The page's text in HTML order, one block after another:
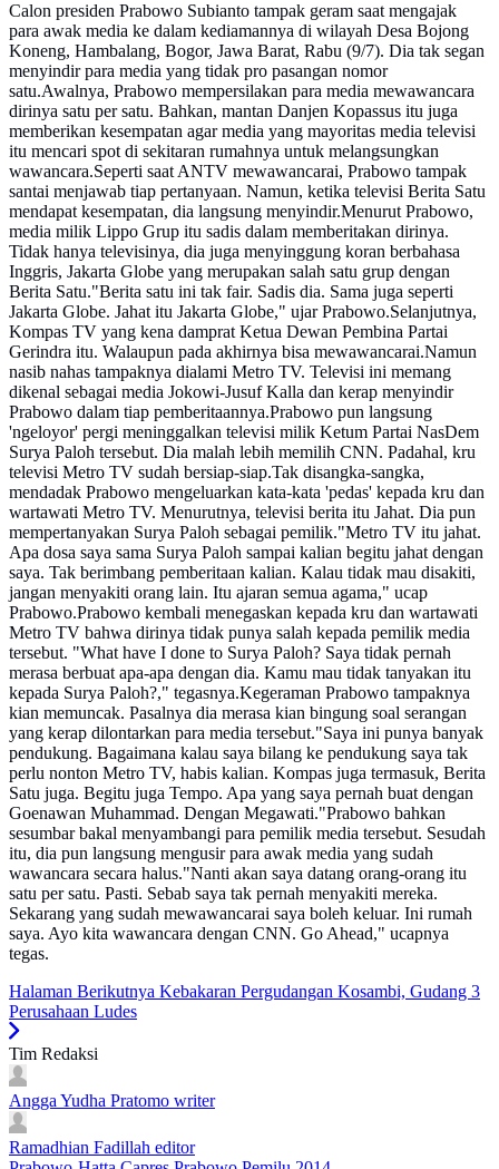
Calon presiden Prabowo Subianto tampak geram saat mengajak
para awak media ke dalam kediamannya di wilayah Desa Bojong
Koneng, Hambalang, Bogor, Jawa Barat, Rabu (9/7). Dia tak segan
menyindir para media yang tidak pro pasangan nomor
satu.Awalnya, Prabowo mempersilakan para media mewawancara
dirinya satu per satu. Bahkan, mantan Danjen Kopassus itu juga
memberikan kesempatan agar media yang mayoritas media televisi
itu mencari spot di sekitaran rumahnya untuk melangsungkan
wawancara.Seperti saat ANTV mewawancarai, Prabowo tampak
santai menjawab tiap pertanyaan. Namun, ketika televisi Berita Satu
mendapat kesempatan, dia langsung menyindir.Menurut Prabowo,
media milik Lippo Grup itu sadis dalam memberitakan dirinya.
Tidak hanya televisinya, dia juga menyinggung koran berbahasa
Inggris, Jakarta Globe yang merupakan salah satu grup dengan
Berita Satu."Berita satu ini tak fair. Sadis dia. Sama juga seperti
Jakarta Globe. Jahat itu Jakarta Globe," ujar Prabowo.Selanjutnya,
Kompas TV yang kena damprat Ketua Dewan Pembina Partai
Gerindra itu. Walaupun pada akhirnya bisa mewawancarai.Namun
nasib nahas tampaknya dialami Metro TV. Televisi ini memang
dikenal sebagai media Jokowi-Jusuf Kalla dan kerap menyindir
Prabowo dalam tiap pemberitaannya.Prabowo pun langsung
'ngeloyor' pergi meninggalkan televisi milik Ketum Partai NasDem
Surya Paloh tersebut. Dia malah lebih memilih CNN. Padahal, kru
televisi Metro TV sudah bersiap-siap.Tak disangka-sangka,
mendadak Prabowo mengeluarkan kata-kata 'pedas' kepada kru dan
wartawati Metro TV. Menurutnya, televisi berita itu Jahat. Dia pun
mempertanyakan Surya Paloh sebagai pemilik."Metro TV itu jahat.
Apa dosa saya sama Surya Paloh sampai kalian begitu jahat dengan
saya. Tak berimbang pemberitaan kalian. Kalau tidak mau disakiti,
jangan menyakiti orang lain. Itu ajaran semua agama," ucap
Prabowo.Prabowo kembali menegaskan kepada kru dan wartawati
Metro TV bahwa dirinya tidak punya salah kepada pemilik media
tersebut. "What have I done to Surya Paloh? Saya tidak pernah
merasa berbuat apa-apa dengan dia. Kamu mau tidak tanyakan itu
kepada Surya Paloh?," tegasnya.Kegeraman Prabowo tampaknya
kian memuncak. Pasalnya dia merasa kian bingung soal serangan
yang kerap dilontarkan para media tersebut."Saya ini punya banyak
pendukung. Bagaimana kalau saya bilang ke pendukung saya tak
perlu nonton Metro TV, habis kalian. Kompas juga termasuk, Berita
Satu juga. Begitu juga Tempo. Apa yang saya pernah buat dengan
Goenawan Muhammad. Dengan Megawati."Prabowo bahkan
sesumbar bakal menyambangi para pemilik media tersebut. Sesudah
itu, dia pun langsung mengusir para awak media yang sudah
wawancara secara halus."Nanti akan saya datang orang-orang itu
satu per satu. Pasti. Sebab saya tak pernah menyakiti mereka.
Sekarang yang sudah mewawancarai saya boleh keluar. Ini rumah
saya. Ayo kita wawancara dengan CNN. Go Ahead," ucapnya
tegas.
Halaman Berikutnya Kebakaran Pergudangan Kosambi, Gudang 3
Perusahaan Ludes
Tim Redaksi
Angga Yudha Pratomo writer
Ramadhian Fadillah editor